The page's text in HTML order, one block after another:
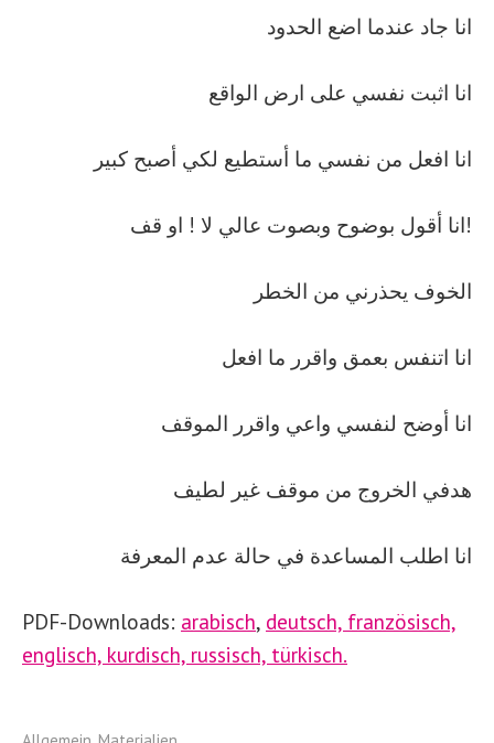
انا جاد عندما اضع الحدود
انا اثبت نفسي على ارض الواقع
انا افعل من نفسي ما أستطيع لكي أصبح كبير
انا أقول بوضوح وبصوت عالي لا ! او قف!
الخوف يحذرني من الخطر
انا اتنفس بعمق واقرر ما افعل
انا أوضح لنفسي واعي واقرر الموقف
هدفي الخروج من موقف غير لطيف
انا اطلب المساعدة في حالة عدم المعرفة
PDF-Downloads: arabisch, deutsch, französisch,
englisch, kurdisch, russisch, türkisch.